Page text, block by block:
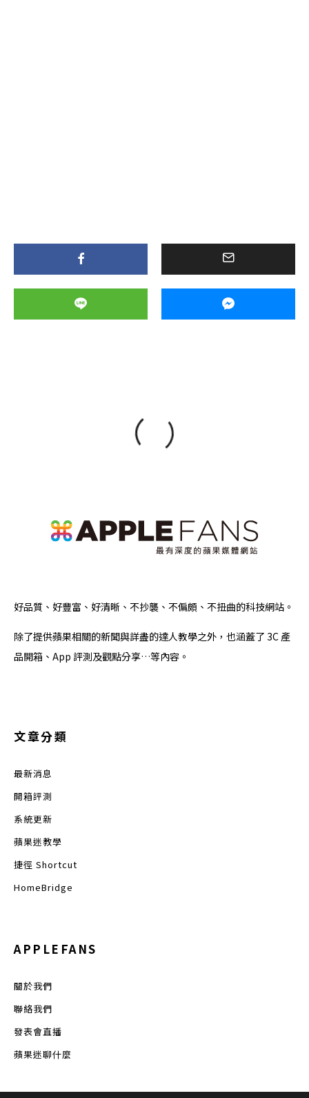
好品質、好豐富、好清晰、不抄襲、不偏頗、不扭曲的科技網站。
除了提供蘋果相關的新聞與詳盡的達人教學之外，也涵蓋了 3C 產
品開箱、App 評測及觀點分享…等內容。
文章分類
最新消息
開箱評測
系統更新
蘋果迷教學
捷徑 Shortcut
HomeBridge
APPLEFANS
關於我們
聯絡我們
發表會直播
蘋果迷聊什麼